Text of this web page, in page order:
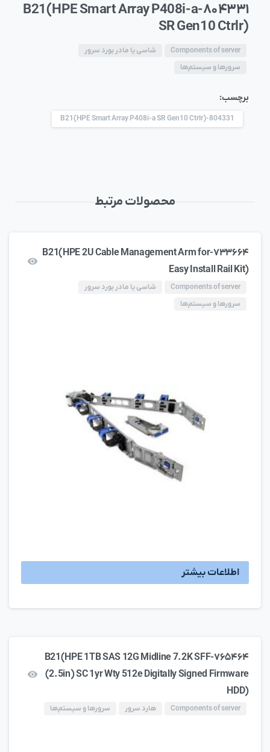
۸۰۴۳۳۱-B21(HPE Smart Array P408i-a
SR Gen10 Ctrlr)
Components of server
شاسی یا مادر بورد سرور
سرورها و سیستم‌ها
برچسب:
804331-B21(HPE Smart Array P408i-a SR Gen10 Ctrlr)
محصولات مرتبط
۷۳۳۶۶۴-B21(HPE 2U Cable Management Arm for
Easy Install Rail Kit)
Components of server
شاسی یا مادر بورد سرور
سرورها و سیستم‌ها
اطلاعات بیشتر
۷۶۵۴۶۴-B21(HPE 1TB SAS 12G Midline 7.2K SFF
(2.5in) SC 1yr Wty 512e Digitally Signed Firmware
HDD)
Components of server هارد سرور سرورها و سیستم‌ها